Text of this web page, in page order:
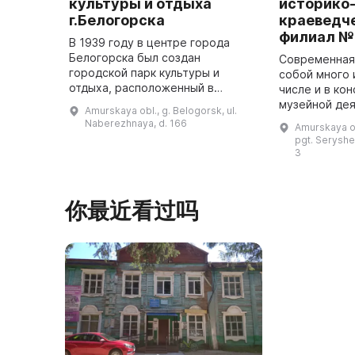
культуры и отдыха
г.Белогорска
В 1939 году в центре города
Белогорска был создан
городской парк культуры и
отдыха, расположенный в
годы парк претерпел
значительные изменения: аллеи
Amurskaya obl., g. Belogorsk, ul.
Naberezhnaya, d. 166
историко-
филиал №
собой много
числе и в
музейной
Amurskaya
pgt.
3
你最近看过吗